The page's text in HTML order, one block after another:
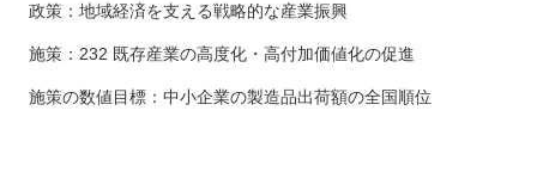
政策：地域経済を支える戦略的な産業振興
施策：232 既存産業の高度化・高付加価値化の促進
施策の数値目標：中小企業の製造品出荷額の全国順位